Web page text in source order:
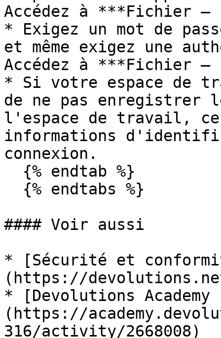
Accédez à ***Fichier –
* Exigez un mot de
et même exigez une
Accédez à ***Fichier –
* Si votre espace de
de ne pas enregistrer
l'espace de travail, ce
informations
connexion.
#### Voir aussi
* [Sécurité et
(https://
* [Devolutions
(https://
316/activity/2668008)